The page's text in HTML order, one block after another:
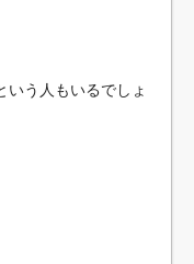
いう人もいるでしょ